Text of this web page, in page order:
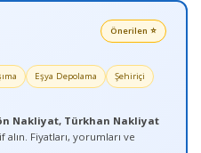
Önerilen ⭐
Eşya Depolama
Şehiriçi
Nakliyat, Türkhan Nakliyat
alın. Fiyatları, yorumları ve